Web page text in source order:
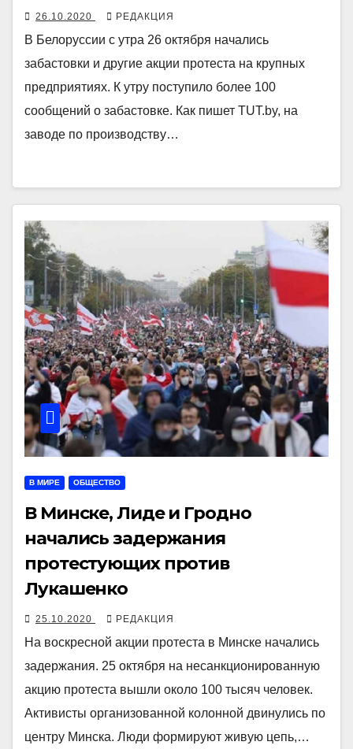
26.10.2020 РЕДАКЦИЯ
В Белоруссии с утра 26 октября начались
забастовки и другие акции протеста на крупных
предприятиях. К утру поступило более 100
сообщений о забастовке. Как пишет TUT.by, на
заводе по производству…
В МИРЕ ОБЩЕСТВО
В Минске, Лиде и Гродно
начались задержания
протестующих против
Лукашенко
25.10.2020 РЕДАКЦИЯ
На воскресной акции протеста в Минске начались
задержания. 25 октября на несанкционированную
акцию протеста вышли около 100 тысяч человек.
Активисты организованной колонной двинулись по
центру Минска. Люди формируют живую цепь,…